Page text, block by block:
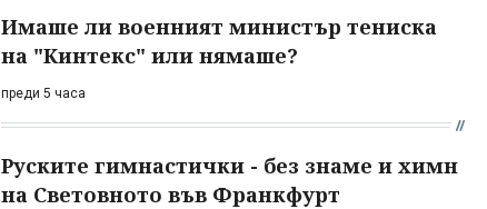
Имаше ли военният министър тениска
на "Кинтекс" или нямаше?
преди 5 часа
Руските гимнастички - без знаме и химн
на Световното във Франкфурт